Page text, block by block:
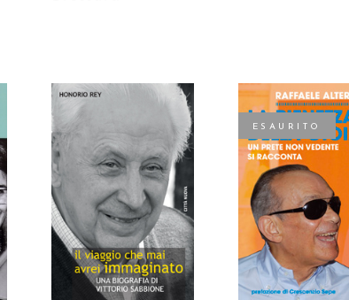
AGGIUNGI AL
CARRELLO
ESAURITO
LEGGI TUTTO